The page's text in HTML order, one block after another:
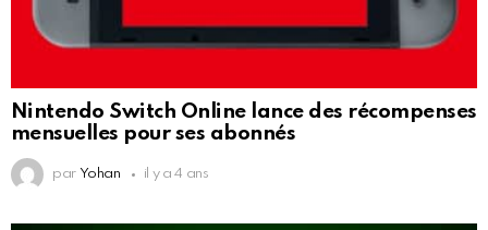
Nintendo Switch Online lance des récompenses
mensuelles pour ses abonnés
par Yohan il y a 4 ans